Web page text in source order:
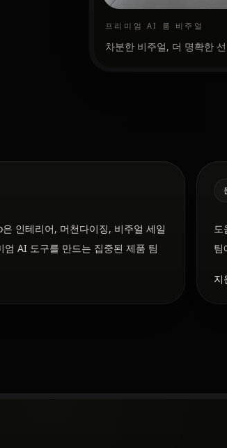
프리미엄 AI 룸 비주얼
차분한 비주얼, 더 명확한
인테리어, 머천다이징, 비주얼 세일
엄 AI 도구를 만드는 집중된 제품 팀
도
팀
지